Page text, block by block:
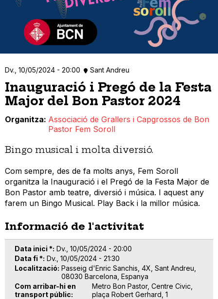
Dv., 10/05/2024 - 20:00 Sant Andreu
Inauguració i Pregó de la Festa
Major del Bon Pastor 2024
Organitza Associació de Grallers i Capgrossos de Bon
Pastor Fem Soroll
Bingo musical i molta diversió.
Com sempre, des de fa molts anys, Fem Soroll
organitza la Inauguració i el Pregó de la Festa Major de
Bon Pastor amb teatre, diversió i música. I aquest any
farem un Bingo Musical. Play Back i la millor música.
Informació de l'activitat
Data inici *
Dv., 10/05/2024 - 20:00
Data fi * Dv., 10/05/2024 - 21:30
Localització Passeig d'Enric Sanchis, 4X, Sant Andreu,
08030 Barcelona, Espanya
Com arribar-hi en
transport públic
Metro Bon Pastor, Centre Civic,
plaça Robert Gerhard, 1